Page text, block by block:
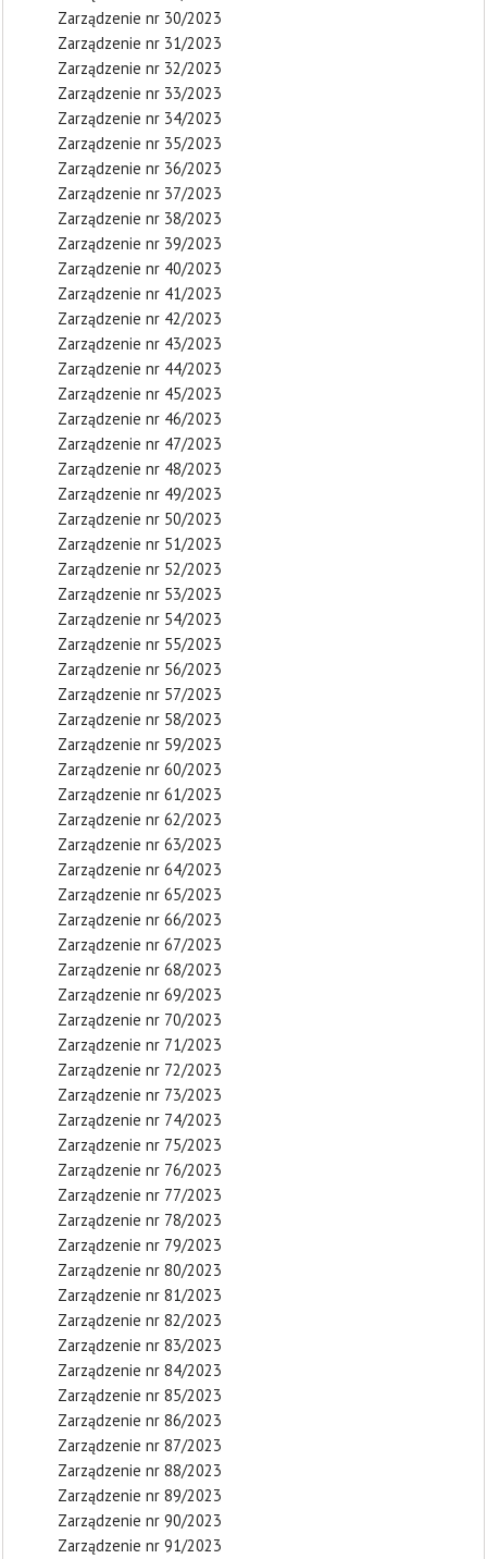
Zarządzenie nr 30/2023
Zarządzenie nr 31/2023
Zarządzenie nr 32/2023
Zarządzenie nr 33/2023
Zarządzenie nr 34/2023
Zarządzenie nr 35/2023
Zarządzenie nr 36/2023
Zarządzenie nr 37/2023
Zarządzenie nr 38/2023
Zarządzenie nr 39/2023
Zarządzenie nr 40/2023
Zarządzenie nr 41/2023
Zarządzenie nr 42/2023
Zarządzenie nr 43/2023
Zarządzenie nr 44/2023
Zarządzenie nr 45/2023
Zarządzenie nr 46/2023
Zarządzenie nr 47/2023
Zarządzenie nr 48/2023
Zarządzenie nr 49/2023
Zarządzenie nr 50/2023
Zarządzenie nr 51/2023
Zarządzenie nr 52/2023
Zarządzenie nr 53/2023
Zarządzenie nr 54/2023
Zarządzenie nr 55/2023
Zarządzenie nr 56/2023
Zarządzenie nr 57/2023
Zarządzenie nr 58/2023
Zarządzenie nr 59/2023
Zarządzenie nr 60/2023
Zarządzenie nr 61/2023
Zarządzenie nr 62/2023
Zarządzenie nr 63/2023
Zarządzenie nr 64/2023
Zarządzenie nr 65/2023
Zarządzenie nr 66/2023
Zarządzenie nr 67/2023
Zarządzenie nr 68/2023
Zarządzenie nr 69/2023
Zarządzenie nr 70/2023
Zarządzenie nr 71/2023
Zarządzenie nr 72/2023
Zarządzenie nr 73/2023
Zarządzenie nr 74/2023
Zarządzenie nr 75/2023
Zarządzenie nr 76/2023
Zarządzenie nr 77/2023
Zarządzenie nr 78/2023
Zarządzenie nr 79/2023
Zarządzenie nr 80/2023
Zarządzenie nr 81/2023
Zarządzenie nr 82/2023
Zarządzenie nr 83/2023
Zarządzenie nr 84/2023
Zarządzenie nr 85/2023
Zarządzenie nr 86/2023
Zarządzenie nr 87/2023
Zarządzenie nr 88/2023
Zarządzenie nr 89/2023
Zarządzenie nr 90/2023
Zarządzenie nr 91/2023